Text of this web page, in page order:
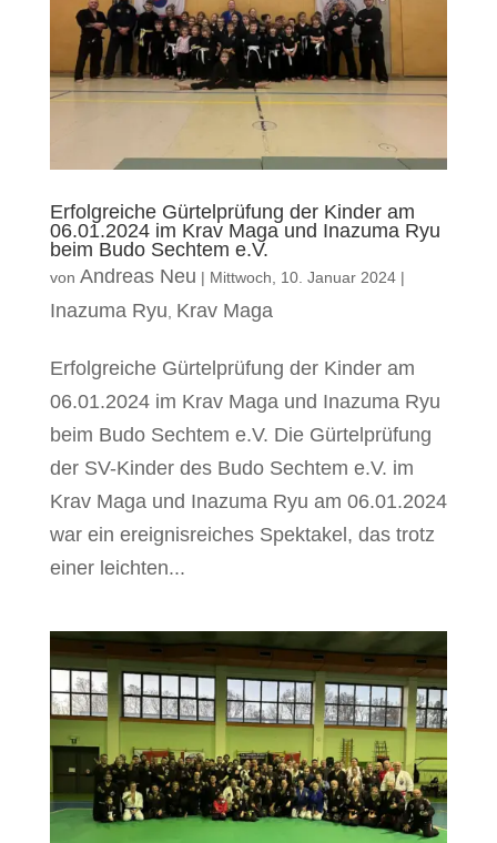
Erfolgreiche Gürtelprüfung der Kinder am
06.01.2024 im Krav Maga und Inazuma Ryu
beim Budo Sechtem e.V.
von Andreas Neu | Mittwoch, 10. Januar 2024|
Inazuma Ryu, Krav Maga
Erfolgreiche Gürtelprüfung der Kinder am
06.01.2024 im Krav Maga und Inazuma Ryu
beim Budo Sechtem e.V. Die Gürtelprüfung
der SV-Kinder des Budo Sechtem e.V. im
Krav Maga und Inazuma Ryu am 06.01.2024
war ein ereignisreiches Spektakel, das trotz
einer leichten...